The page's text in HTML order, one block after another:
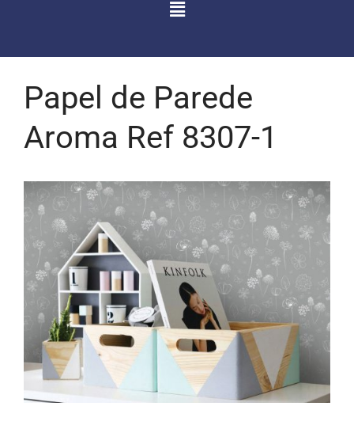
Papel de Parede
Aroma Ref 8307-1